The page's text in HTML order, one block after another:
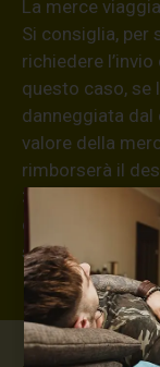
La merce
Si consiglia, per
richiedere
questo caso, se
danneggiata dal
valore della
rimborserà il
3,5% sul valore
di concludere il